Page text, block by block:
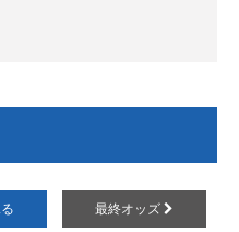
最終オッズ